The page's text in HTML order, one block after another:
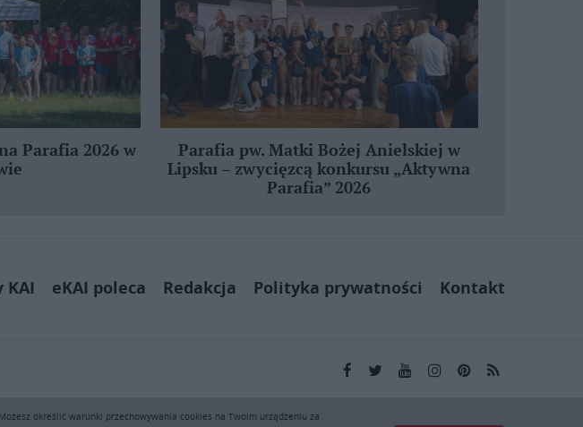
Parafia 2026 w
Parafia pw. Matki Bożej Anielskiej w
Lipsku – zwycięzcą konkursu „Aktywna
Parafia” 2026
KAI eKAI poleca Redakcja Polityka prywatności Kontakt
określić warunki przechowywania cookies na Twoim urządzeniu za